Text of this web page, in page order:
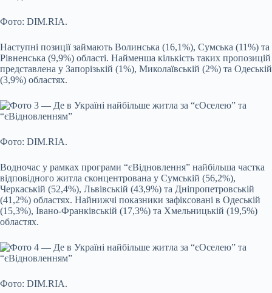
Фото: DIM.RIA.
Наступні позиції займають Волинська (16,1%), Сумська (11%) та
Рівненська (9,9%) області. Найменша кількість таких пропозицій
представлена у Запорізькій (1%), Миколаївській (2%) та Одеській
(3,9%) областях.
Фото: DIM.RIA.
Водночас у рамках програми “єВідновлення” найбільша частка
відповідного житла сконцентрована у Сумській (56,2%),
Черкаській (52,4%), Львівській (43,9%) та Дніпропетровській
(41,2%) областях. Найнижчі показники зафіксовані в Одеській
(15,3%), Івано-Франківській (17,3%) та Хмельницькій (19,5%)
областях.
Фото: DIM.RIA.